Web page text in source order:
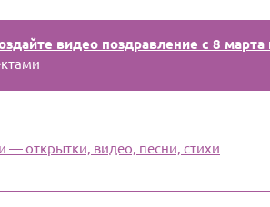
видео поздравление с 8
— открытки, видео, песни, стихи